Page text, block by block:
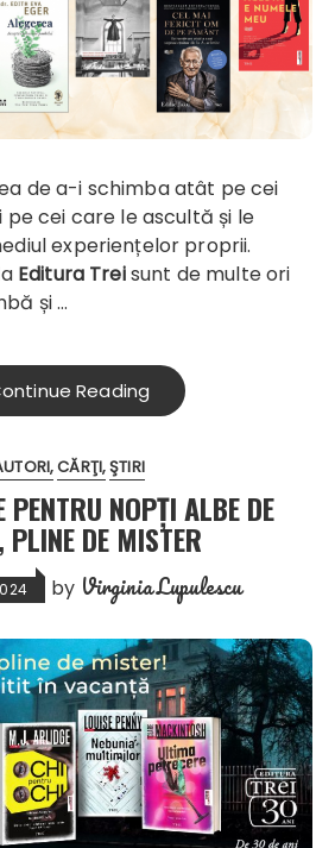
pe cei care le ascultă și le
experiențelor proprii.
Editura Treisunt de multe ori
și …
Reading
CĂRŢI ŞTIRI
NOPȚI ALBE DE
DE MISTER
by Virginia Lupulescu